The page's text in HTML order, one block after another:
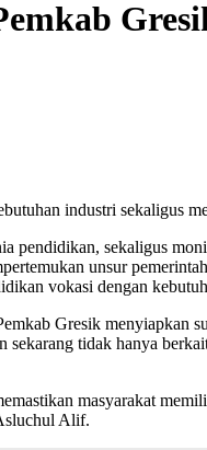
industri sekaligus
pendidikan, sekaligus
unsur
vokasi dengan
Gresik menyiapkan
tidak hanya
masyarakat
Alif.